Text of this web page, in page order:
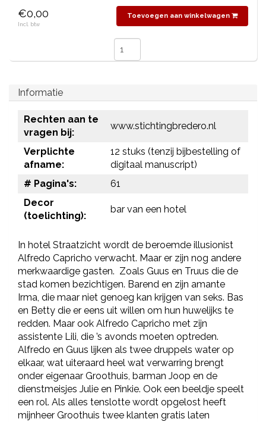
€0,00
Incl. btw
Toevoegen aan winkelwagen
Informatie
Rechten aan te
vragen bij:
www.stichtingbredero.nl
Verplichte
afname:
12 stuks (tenzij bijbestelling of
digitaal manuscript)
# Pagina's:
61
Decor
(toelichting):
bar van een hotel
In hotel Straatzicht wordt de beroemde illusionist
Alfredo Capricho verwacht. Maar er zijn nog andere
merkwaardige gasten. Zoals Guus en Truus die de
stad komen bezichtigen. Barend en zijn amante
Irma, die maar niet genoeg kan krijgen van seks. Bas
en Betty die er eens uit willen om hun huwelijks te
redden. Maar ook Alfredo Capricho met zijn
assistente Lili, die ’s avonds moeten optreden.
Alfredo en Guus lijken als twee druppels water op
elkaar, wat uiteraard heel wat verwarring brengt
onder eigenaar Groothuis, barman Joop en de
dienstmeisjes Julie en Pinkie. Ook een beeldje speelt
een rol. Als alles tenslotte wordt opgelost heeft
mijnheer Groothuis twee klanten gratis laten